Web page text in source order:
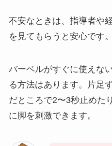
不安なときは、指導者や
を見てもらうと安心です。
バーベルがすぐに使えな
る方法はあります。片足
だところで2〜3秒止めた
に脚を刺激できます。